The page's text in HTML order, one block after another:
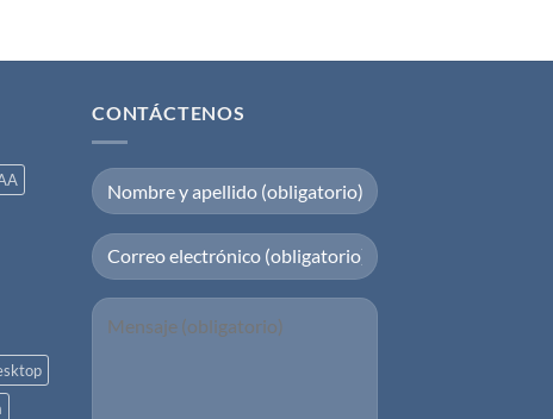
CONTÁCTENOS